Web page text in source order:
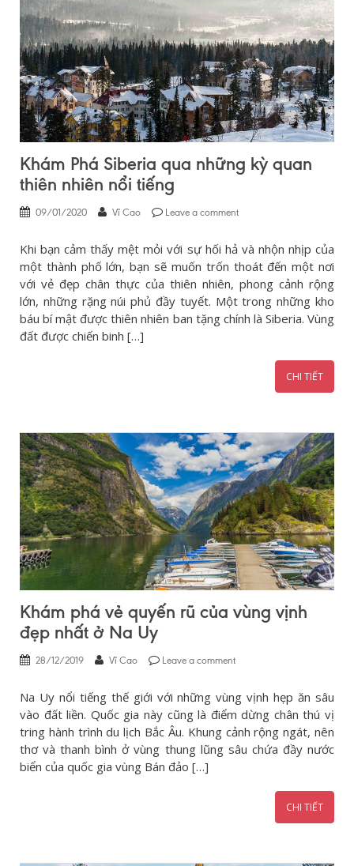
Khám Phá Siberia qua những kỳ quan
thiên nhiên nổi tiếng
09/01/2020 Vĩ Cao Leave a comment
Khi bạn cảm thấy mệt mỏi với sự hối hả và nhộn nhịp của
một thành phố lớn, bạn sẽ muốn trốn thoát đến một nơi
với vẻ đẹp chân thực của thiên nhiên, phong cảnh rộng
lớn, những rặng núi phủ đầy tuyết. Một trong những kho
báu bí mật được thiên nhiên ban tặng chính là Siberia. Vùng
đất được chiến binh […]
CHI TIẾT
Khám phá vẻ quyến rũ của vùng vịnh
đẹp nhất ở Na Uy
28/12/2019 Vĩ Cao Leave a comment
Na Uy nổi tiếng thế giới với những vùng vịnh hẹp ăn sâu
vào đất liền. Quốc gia này cũng là điểm dừng chân thú vị
tring hành trình du lịch Bắc Âu. Khung cảnh rộng ngát, nên
thơ và thanh bình ở vùng thung lũng sâu chứa đầy nước
biển của quốc gia vùng Bán đảo […]
CHI TIẾT